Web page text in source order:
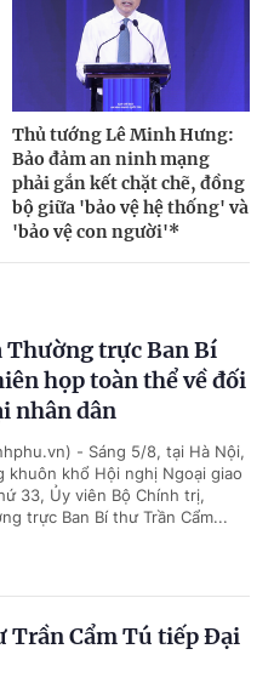
Thủ tướng Lê Minh Hưng:
Bảo đảm an ninh mạng
phải gắn kết chặt chẽ, đồng
bộ giữa 'bảo vệ hệ thống' và
'bảo vệ con người'*
Thường trực Ban Bí
họp toàn thể về đối
nhân dân
- Sáng 5/8, tại Hà Nội,
khuôn khổ Hội nghị Ngoại giao
33, Ủy viên Bộ Chính trị,
trực Ban Bí thư Trần Cẩm...
Trần Cẩm Tú tiếp Đại